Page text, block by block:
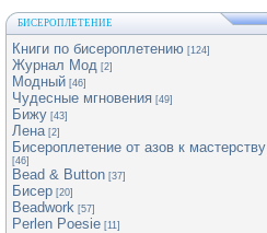
БИСЕРОПЛЕТЕНИЕ
Книги по бисероплетению [124]
Журнал Мод [2]
Модный [46]
Чудесные мгновения [49]
Бижу [43]
Лена [2]
Бисероплетение от азов к мастерству
[46]
Bead & Button [37]
Бисер [20]
Beadwork [57]
Perlen Poesie [11]